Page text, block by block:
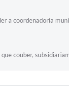
a coordenadoria
couber,